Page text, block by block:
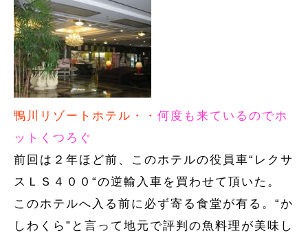
鴨川リゾートホテル・・ 何度も来ているのでホ
ットくつろぐ
前回は２年ほど前、このホテルの役員車“レクサ
スＬＳ４００“の逆輸入車を買わせて頂いた。
このホテルへ入る前に必ず寄る食堂が有る。“か
しわくら”と言って地元で評判の魚料理が美味し